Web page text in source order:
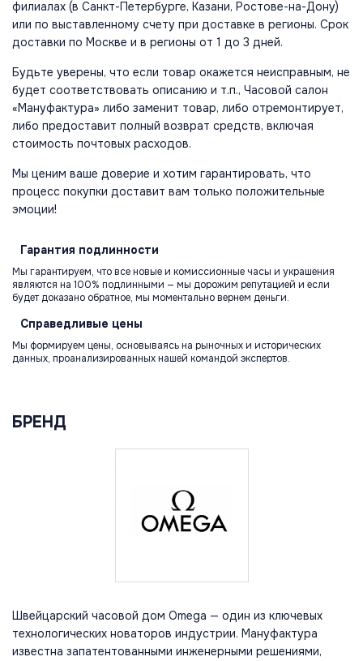
филиалах (в Санкт-Петербурге, Казани, Ростове-на-Дону)
или по выставленному счету при доставке в регионы. Срок
доставки по Москве и в регионы от 1 до 3 дней.
Будьте уверены, что если товар окажется неисправным, не
будет соответствовать описанию и т.п., Часовой салон
«Мануфактура» либо заменит товар, либо отремонтирует,
либо предоставит полный возврат средств, включая
стоимость почтовых расходов.
Мы ценим ваше доверие и хотим гарантировать, что
процесс покупки доставит вам только положительные
эмоции!
Гарантия подлинности
Мы гарантируем, что все новые и комиссионные часы и украшения
являются на 100% подлинными — мы дорожим репутацией и если
будет доказано обратное, мы моментально вернем деньги.
Справедливые цены
Мы формируем цены, основываясь на рыночных и исторических
данных, проанализированных нашей командой экспертов.
БРЕНД
Швейцарский часовой дом Omega — один из ключевых
технологических новаторов индустрии. Мануфактура
известна запатентованными инженерными решениями,